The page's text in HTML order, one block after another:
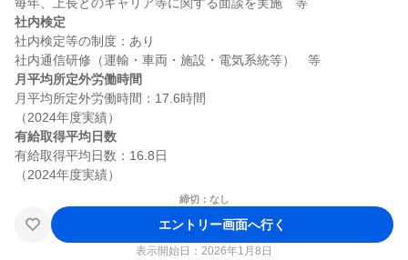
社内検定
社内検定等の制度：あり
月平均所定外労働時間
月平均所定外労働時間：17.6時間
有給取得平均日数
有給取得平均日数：16.8日
締切：なし
エントリー画面へ行く
表示開始日：2026年1月8日